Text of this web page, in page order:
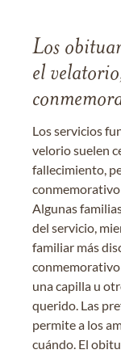
Los
el
Los servicios
velorio suelen
fallecimiento,
conmemorativo
Algunas
del servicio,
familiar más
conmemorativo
una capilla u
querido. Las
permite a los
cuándo. El